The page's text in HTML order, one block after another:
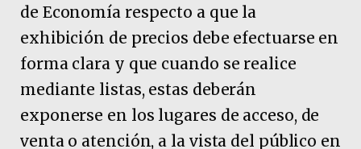
de Economía respecto a que la
exhibición de precios debe efectuarse en
forma clara y que cuando se realice
mediante listas, estas deberán
exponerse en los lugares de acceso, de
venta o atención, a la vista del público en